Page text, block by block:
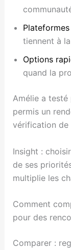
tiennent à
Options
quand la
Amélie a testé
permis un
vérification de
Insight :
de ses
multiplie les
Comment
pour des
Comparer :